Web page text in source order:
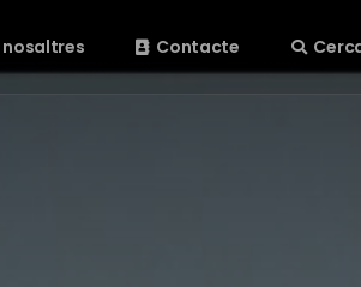
nosaltres Contacte